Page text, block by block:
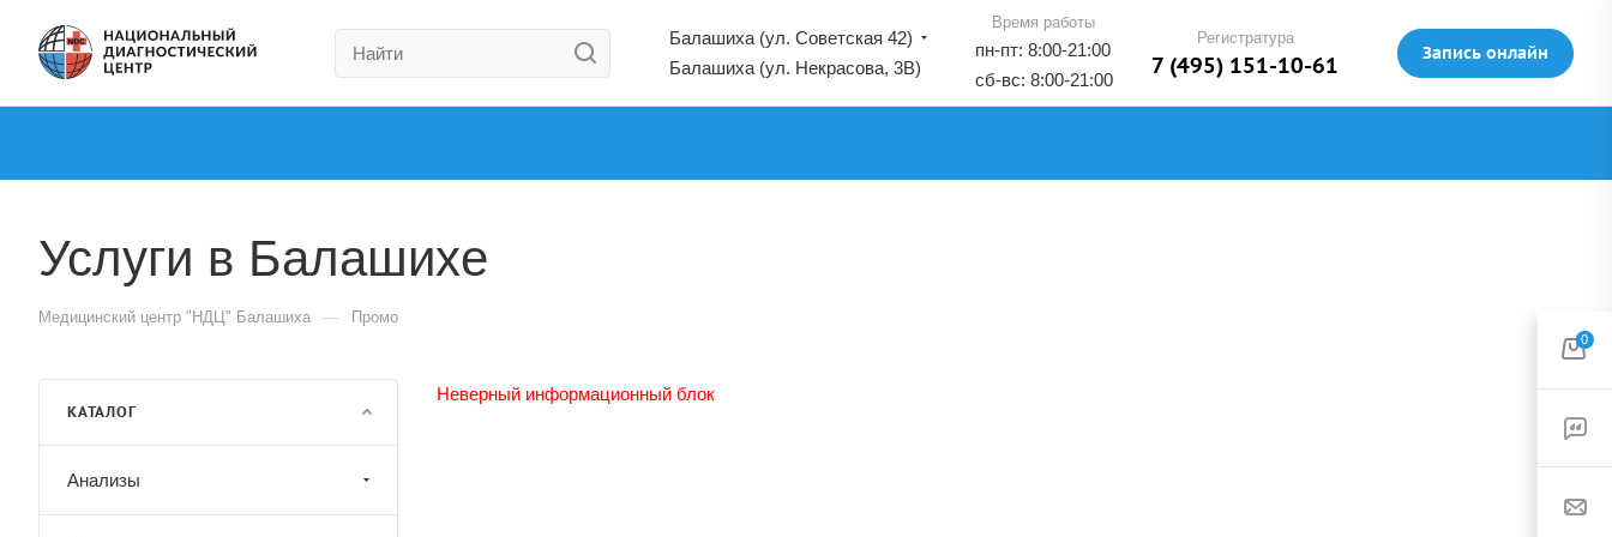
Балашиха (ул. Советская 42)
Балашиха (ул. Некрасова, 3В)
Время работы
пн-пт: 8:00-21:00
сб-вс: 8:00-21:00
Регистратура
7 (495) 151-10-61 Запись онлайн
Услуги в Балашихе
Медицинский центр "НДЦ" Балашиха — Промо
Неверный информационный блок
КАТАЛОГ
Анализы
0